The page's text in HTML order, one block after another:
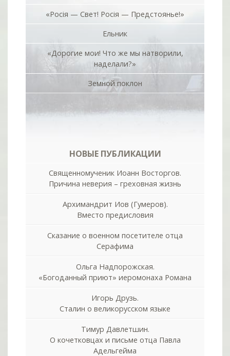
«Росiя — Свет! Росiя — Предстоянье!»
Ельник
«Дорогие мои! Что же мы натворили,
наделали?»
Земной поклон
НОВЫЕ ПУБЛИКАЦИИ
Священномученик Иоанн Восторгов.
Причина неверия – греховная жизнь
Архимандрит Иов (Гумеров).
Вместо предисловия
Сказание о военном посетителе отца
Серафима
Ольга Надпорожская.
«Богоданный приют» иеромонаха Романа
Игорь Друзь.
Сталин о великорусском языке
Тимур Давлетшин.
О кочетковцах и письме отца Павла
Адельгейма